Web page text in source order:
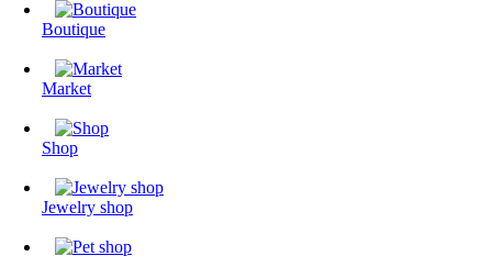
Boutique
Market
Shop
Jewelry shop